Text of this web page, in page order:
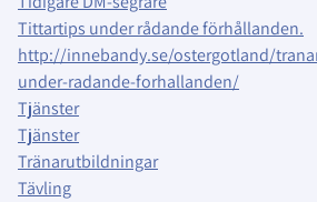
Tittartips under rådande förhållanden.
http://innebandy.se/ostergotland/
under-radande-forhallanden/
Tjänster
Tjänster
Tränarutbildningar
Tävling